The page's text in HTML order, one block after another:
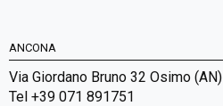
ANCONA
Via Giordano Bruno 32 Osimo (AN)
Tel +39 071 891751